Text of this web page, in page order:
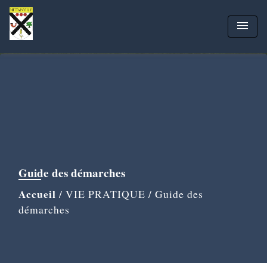
menu
Guide des démarches
Accueil / VIE PRATIQUE / Guide des
démarches